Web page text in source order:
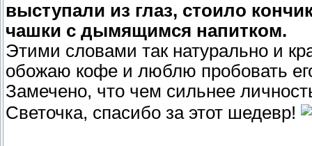
выступали из глаз, стоило
чашки с дымящимся напитком.
Этими словами так натурально и
обожаю кофе и люблю пробовать
Замечено, что чем сильнее
Светочка, спасибо за этот шедевр!